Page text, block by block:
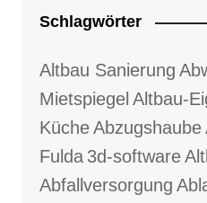
Schlagwörter
Altbau Sanierung
Mietspiegel Altbau-
KücheAbzugshaube
Fulda 3d-software
Abfallversorgung